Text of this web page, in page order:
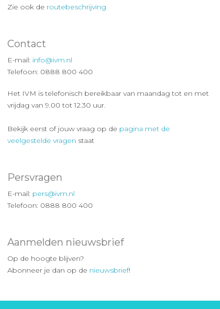
Zie ook de routebeschrijving
Contact
E-mail: info@ivm.nl
Telefoon: 0888 800 400
Het IVM is telefonisch bereikbaar van maandag tot en met
vrijdag van 9.00 tot 12.30 uur.
Bekijk eerst of jouw vraag op de pagina met de
veelgestelde vragen staat
Persvragen
E-mail: pers@ivm.nl
Telefoon: 0888 800 400
Aanmelden nieuwsbrief
Op de hoogte blijven?
Abonneer je dan op de nieuwsbrief!